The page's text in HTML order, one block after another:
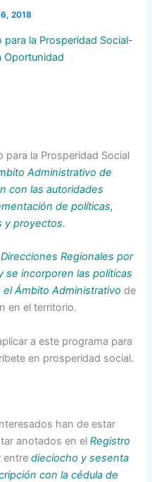
2018
la Prosperidad Social-
Oportunidad
para la Prosperidad Social
Administrativo de
con las autoridades
de políticas,
y proyectos.
Direcciones Regionales por
se incorporen las políticas
Ámbito Administrativo de
en el territorio.
a este programa para
en prosperidad social.
han de estar
anotados en elRegistro
entredieciocho y sesenta
con la cédula de